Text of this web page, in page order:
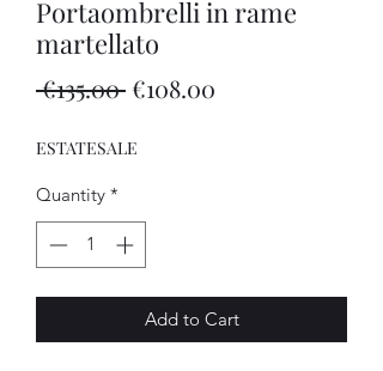
Portaombrelli in rame
martellato
€135.00 Regular
€108.00
ESTATESALE
Quantity *
Add to Cart